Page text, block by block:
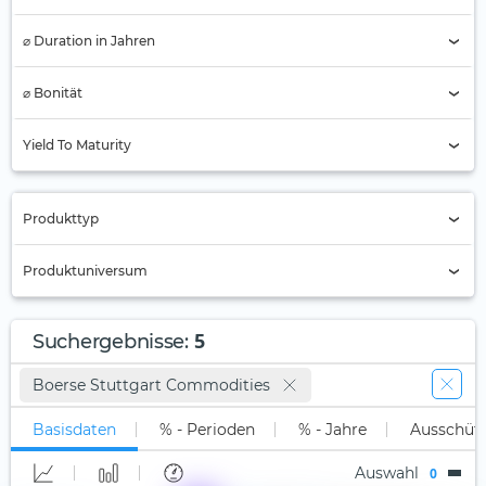
⌀ Duration in Jahren
⌀ Bonität
AA
BBB
BB
B
Unter B
Nicht klassifiziert (5)
Yield To Maturity
Produkttyp
ETC (5)
ETF
Stock Tracker
Produktuniversum
Alle
Long-Only (1x)
Long Leveraged
Short
Short Leveraged
Suchergebnisse: 5
Boerse Stuttgart Commodities
Basisdaten % - Perioden % - Jahre
Auswahl 0